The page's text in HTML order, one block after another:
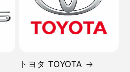
トヨタ TOYOTA